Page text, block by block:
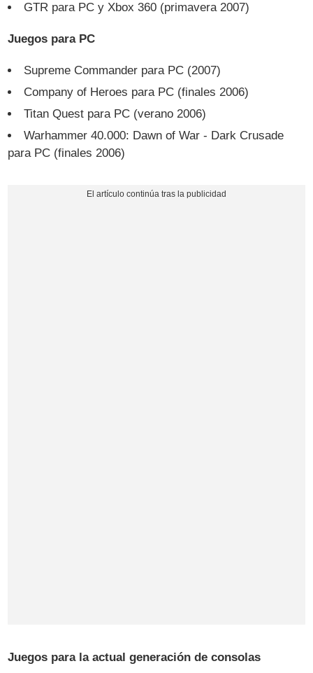
GTR para PC y Xbox 360 (primavera 2007)
Juegos para PC
Supreme Commander para PC (2007)
Company of Heroes para PC (finales 2006)
Titan Quest para PC (verano 2006)
Warhammer 40.000: Dawn of War - Dark Crusade
para PC (finales 2006)
Juegos para la actual generación de consolas